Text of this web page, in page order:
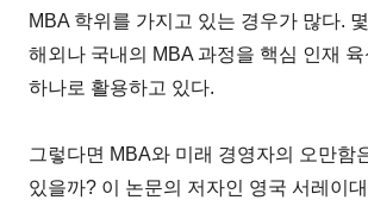
MBA 학위를 가지고 있는 경우가 많다.
해외나 국내의 MBA 과정을 핵심 인재
하나로 활용하고 있다.
그렇다면 MBA와 미래 경영자의 오만함
있을까? 이 논문의 저자인 영국 서레이